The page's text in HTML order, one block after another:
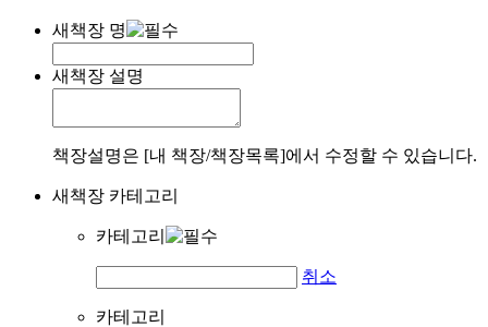
새책장 명
새책장 설명
책장설명은 [내 책장/책장목록]에서 수정할 수 있습니다.
새책장 카테고리
카테고리
취소
카테고리